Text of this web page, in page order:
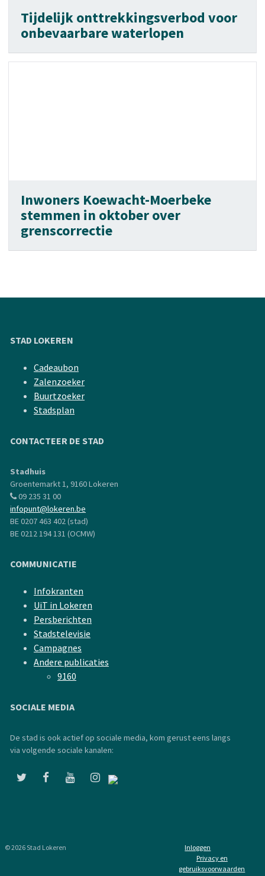
Tijdelijk onttrekkingsverbod voor
onbevaarbare waterlopen
Inwoners Koewacht-Moerbeke
stemmen in oktober over
grenscorrectie
STAD LOKEREN
Cadeaubon
Zalenzoeker
Buurtzoeker
Stadsplan
CONTACTEER DE STAD
Stadhuis
Groentemarkt 1, 9160 Lokeren
09 235 31 00
infopunt@lokeren.be
BE 0207 463 402 (stad)
BE 0212 194 131 (OCMW)
COMMUNICATIE
Infokranten
UiT in Lokeren
Persberichten
Stadstelevisie
Campagnes
Andere publicaties
9160
SOCIALE MEDIA
De stad is ook actief op sociale media, kom gerust eens langs
via volgende sociale kanalen:
© 2026 Stad Lokeren
Inloggen
Privacy en
gebruiksvoorwaarden